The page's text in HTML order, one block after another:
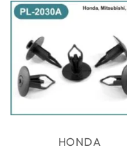
HONDA